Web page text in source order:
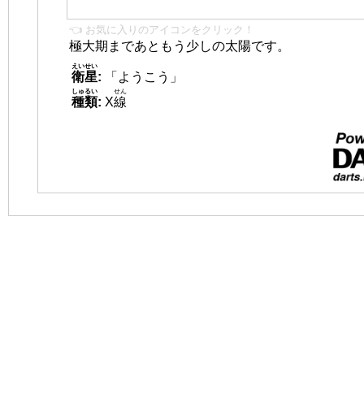
👈 お気に入りのアイコンをクリック！
極大期まであともう少しの太陽です。
衛星
えいせい
:
「ようこう」
種類
しゅるい
: X線
せん